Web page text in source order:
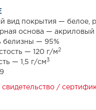
вид покрытия — белое,
основа —
белизны — 95%
— 120 г/м2
— 1,5 г/см3
свидетельство /